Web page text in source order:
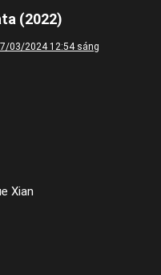
(2022)
03/2024 12:54 sáng
Xian